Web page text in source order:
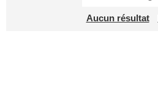
Aucun résultat